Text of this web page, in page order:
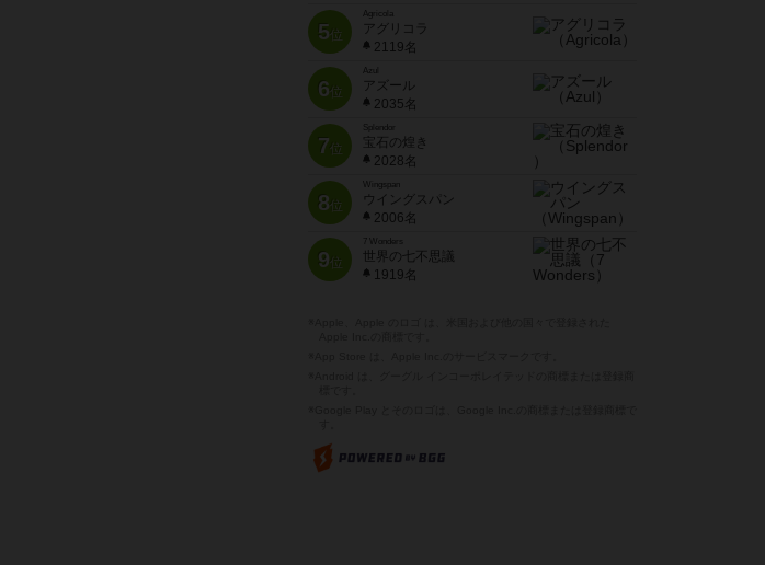
5位
Agricola
アグリコラ
2119名
6位
Azul
アズール
2035名
7位
宝石の煌き
2028名
8位
Wingspan
ウイングスパン
2006名
9位
7 Wonders
世界の七不思議
1919名